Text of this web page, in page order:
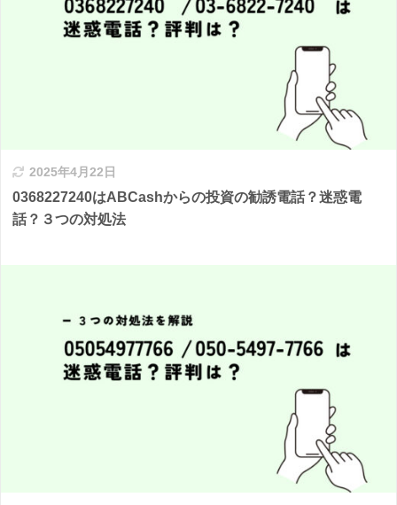
2025年4月22日
0368227240はABCashからの投資の勧誘電話？迷惑電
話？３つの対処法